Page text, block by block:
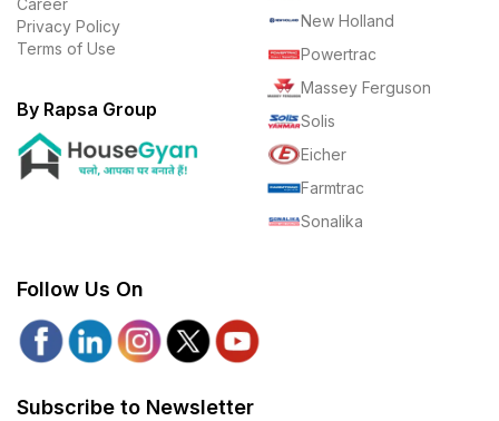
Career
Privacy Policy
Terms of Use
By Rapsa Group
New Holland
Powertrac
Massey Ferguson
Solis
Eicher
Farmtrac
Sonalika
Follow Us On
Subscribe to Newsletter